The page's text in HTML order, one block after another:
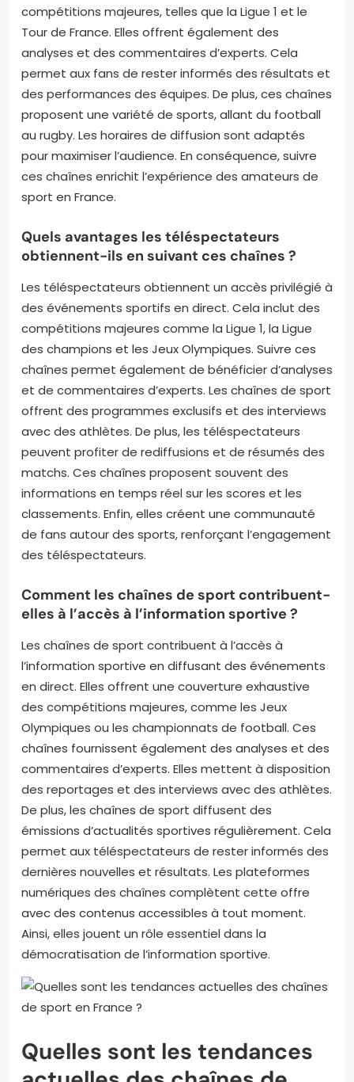
compétitions majeures, telles que la Ligue 1 et le
Tour de France. Elles offrent également des
analyses et des commentaires d’experts. Cela
permet aux fans de rester informés des résultats et
des performances des équipes. De plus, ces chaînes
proposent une variété de sports, allant du football
au rugby. Les horaires de diffusion sont adaptés
pour maximiser l’audience. En conséquence, suivre
ces chaînes enrichit l’expérience des amateurs de
sport en France.
Quels avantages les téléspectateurs
obtiennent-ils en suivant ces chaînes ?
Les téléspectateurs obtiennent un accès privilégié à
des événements sportifs en direct. Cela inclut des
compétitions majeures comme la Ligue 1, la Ligue
des champions et les Jeux Olympiques. Suivre ces
chaînes permet également de bénéficier d’analyses
et de commentaires d’experts. Les chaînes de sport
offrent des programmes exclusifs et des interviews
avec des athlètes. De plus, les téléspectateurs
peuvent profiter de rediffusions et de résumés des
matchs. Ces chaînes proposent souvent des
informations en temps réel sur les scores et les
classements. Enfin, elles créent une communauté
de fans autour des sports, renforçant l’engagement
des téléspectateurs.
Comment les chaînes de sport contribuent-
elles à l’accès à l’information sportive ?
Les chaînes de sport contribuent à l’accès à
l’information sportive en diffusant des événements
en direct. Elles offrent une couverture exhaustive
des compétitions majeures, comme les Jeux
Olympiques ou les championnats de football. Ces
chaînes fournissent également des analyses et des
commentaires d’experts. Elles mettent à disposition
des reportages et des interviews avec des athlètes.
De plus, les chaînes de sport diffusent des
émissions d’actualités sportives régulièrement. Cela
permet aux téléspectateurs de rester informés des
dernières nouvelles et résultats. Les plateformes
numériques des chaînes complètent cette offre
avec des contenus accessibles à tout moment.
Ainsi, elles jouent un rôle essentiel dans la
démocratisation de l’information sportive.
Quelles sont les tendances